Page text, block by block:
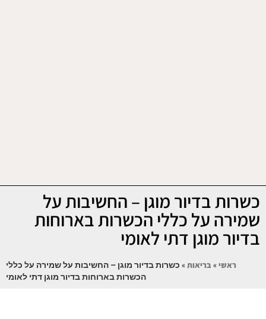
כשרות בדיור מוגן – החשיבות על
שמירה על כללי הכשרות בארוחות
בדיור מוגן דתי לאומי
ראשי» בריאות» כשרות בדיור מוגן – החשיבות על שמירה על כללי
הכשרות בארוחות בדיור מוגן דתי לאומי